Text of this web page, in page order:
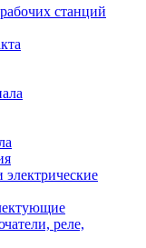
станций
реле,